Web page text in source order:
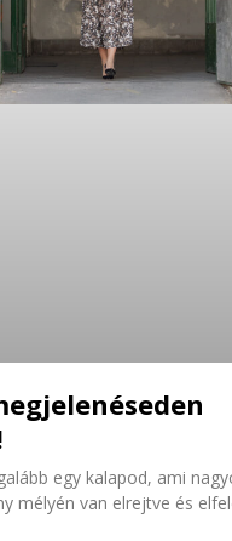
egy kalapod, ami
mélyén van elrejtve és